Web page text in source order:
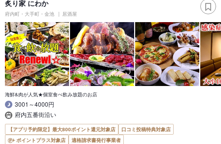
炙り家 にわか
府内町・大手町・金池 居酒屋
海鮮&肉が人気★個室食べ飲み放題のお店
3001～4000円
府内五番街沿い
【アプリ予約限定】最大800ポイント還元対象店
口コミ投稿特典対象店
ポイントプラス対象店
適格請求書発行事業者